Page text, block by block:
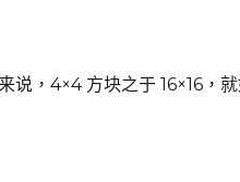
说，4×4 方块之于 16×16